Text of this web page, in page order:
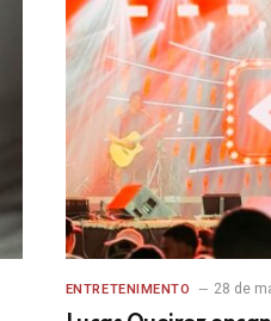
ENTRETENIMENTO 28 de